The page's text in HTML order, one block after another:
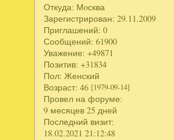
Откуда: Мoсква
Зарегистрирован: 29.11.2009
Приглашений: 0
Сообщений: 61900
Уважение: +49871
Позитив: +31834
Пол: Женский
Возраст: 46 [1979-09-14]
Провел на форуме:
9 месяцев 25 дней
Последний визит:
18.02.2021 21:12:48